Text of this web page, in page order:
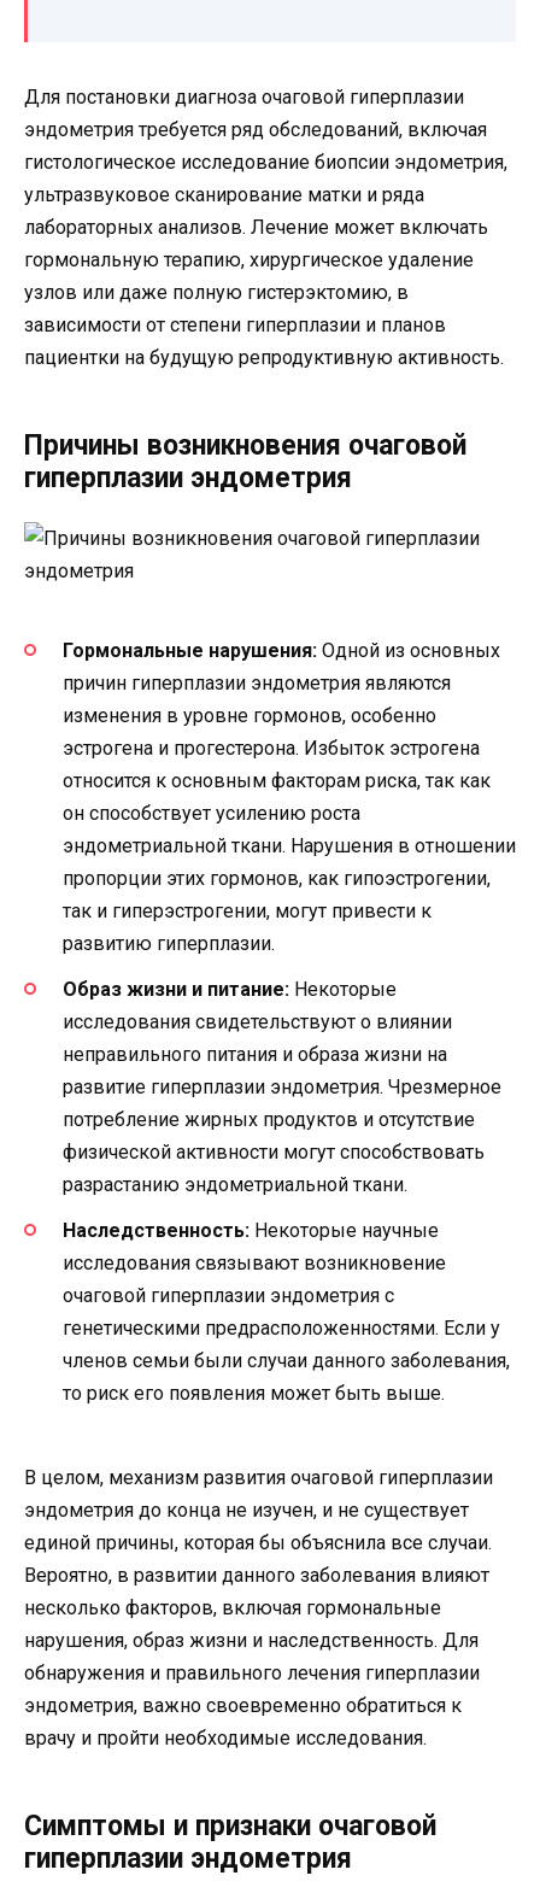
Для постановки диагноза очаговой гиперплазии
эндометрия требуется ряд обследований, включая
гистологическое исследование биопсии эндометрия,
ультразвуковое сканирование матки и ряда
лабораторных анализов. Лечение может включать
гормональную терапию, хирургическое удаление
узлов или даже полную гистерэктомию, в
зависимости от степени гиперплазии и планов
пациентки на будущую репродуктивную активность.
Причины возникновения очаговой
гиперплазии эндометрия
Гормональные нарушения: Одной из основных
причин гиперплазии эндометрия являются
изменения в уровне гормонов, особенно
эстрогена и прогестерона. Избыток эстрогена
относится к основным факторам риска, так как
он способствует усилению роста
эндометриальной ткани. Нарушения в отношении
пропорции этих гормонов, как гипоэстрогении,
так и гиперэстрогении, могут привести к
развитию гиперплазии.
Образ жизни и питание: Некоторые
исследования свидетельствуют о влиянии
неправильного питания и образа жизни на
развитие гиперплазии эндометрия. Чрезмерное
потребление жирных продуктов и отсутствие
физической активности могут способствовать
разрастанию эндометриальной ткани.
Наследственность: Некоторые научные
исследования связывают возникновение
очаговой гиперплазии эндометрия с
генетическими предрасположенностями. Если у
членов семьи были случаи данного заболевания,
то риск его появления может быть выше.
В целом, механизм развития очаговой гиперплазии
эндометрия до конца не изучен, и не существует
единой причины, которая бы объяснила все случаи.
Вероятно, в развитии данного заболевания влияют
несколько факторов, включая гормональные
нарушения, образ жизни и наследственность. Для
обнаружения и правильного лечения гиперплазии
эндометрия, важно своевременно обратиться к
врачу и пройти необходимые исследования.
Симптомы и признаки очаговой
гиперплазии эндометрия